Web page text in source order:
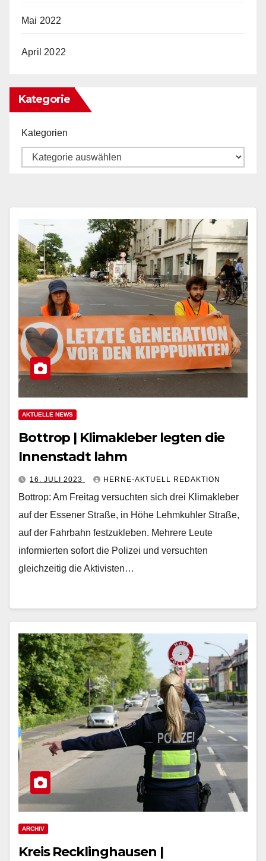
Mai 2022
April 2022
Kategorie
Kategorien
AKTUELLE NEWS
Bottrop | Klimakleber legten die
Innenstadt lahm
16. JULI 2023 HERNE-AKTUELL REDAKTION
Bottrop: Am Freitag versuchten sich drei Klimakleber
auf der Essener Straße, in Höhe Lehmkuhler Straße,
auf der Fahrbahn festzukleben. Mehrere Leute
informierten sofort die Polizei und versuchten
gleichzeitig die Aktivisten…
ARCHIV
Kreis Recklinghausen |